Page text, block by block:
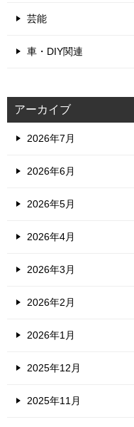
芸能
車・DIY関連
アーカイブ
2026年7月
2026年6月
2026年5月
2026年4月
2026年3月
2026年2月
2026年1月
2025年12月
2025年11月